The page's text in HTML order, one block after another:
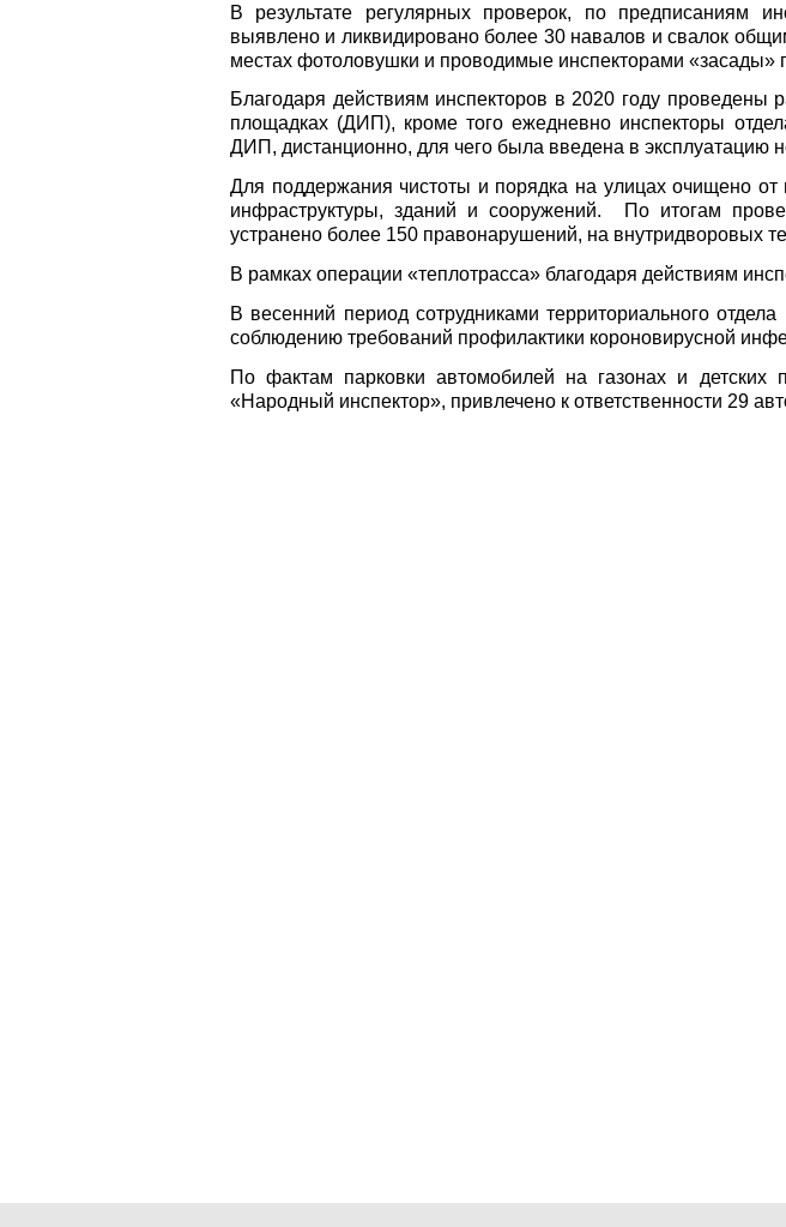
В результате регулярных проверок, по предписаниям
выявлено и ликвидировано более 30 навалов и свалок
местах фотоловушки и проводимые инспекторами «засады»
Благодаря действиям инспекторов в 2020 году проведены
площадках (ДИП), кроме того ежедневно инспекторы
ДИП, дистанционно, для чего была введена в эксплуатацию
Для поддержания чистоты и порядка на улицахочищено от
инфраструктуры, зданий и сооружений. По итогам
устранено более 150 правонарушений, на внутридворовых
В рамках операции «теплотрасса» благодаря действиям
В весенний период сотрудниками территориального
соблюдению требований профилактики короновирусной
По фактам парковки автомобилей на газонах и
«Народный инспектор», привлечено к ответственности 29